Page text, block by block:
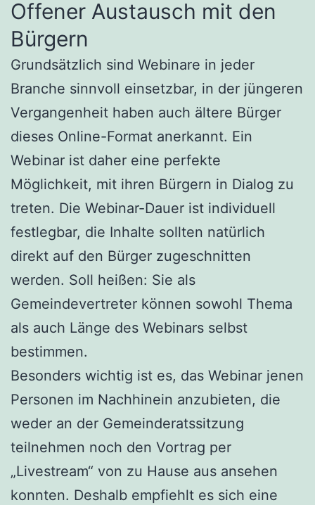
Offener Austausch mit den
Bürgern
Grundsätzlich sind Webinare in jeder
Branche sinnvoll einsetzbar, in der jüngeren
Vergangenheit haben auch ältere Bürger
dieses Online-Format anerkannt. Ein
Webinar ist daher eine perfekte
Möglichkeit, mit ihren Bürgern in Dialog zu
treten. Die Webinar-Dauer ist individuell
festlegbar, die Inhalte sollten natürlich
direkt auf den Bürger zugeschnitten
werden. Soll heißen: Sie als
Gemeindevertreter können sowohl Thema
als auch Länge des Webinars selbst
bestimmen.
Besonders wichtig ist es, das Webinar jenen
Personen im Nachhinein anzubieten, die
weder an der Gemeinderatssitzung
teilnehmen noch den Vortrag per
„Livestream“ von zu Hause aus ansehen
konnten. Deshalb empfiehlt es sich eine